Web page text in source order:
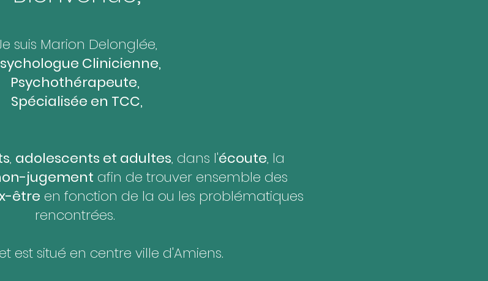
suis Marion Delonglée,
Clinicienne,
Psychothérapeute,
Spécialisée en TCC,
, adolescents et adultes, dans l'écoute, la
jugement afin de trouver ensemble des
être en fonction de la ou les problématiques
rencontrées.
est situé en centre ville d'Amiens.